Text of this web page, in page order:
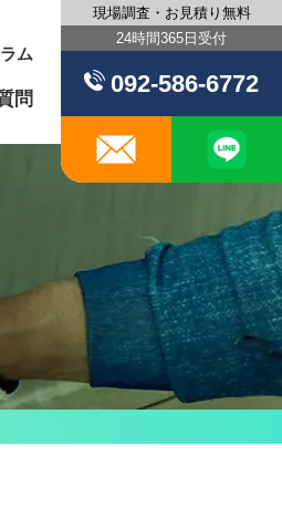
問
ム
現場調査・お見積り無料
24時間365日受付
092-586-6772
メール